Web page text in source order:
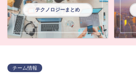
テクノロジーまとめ
チーム情報